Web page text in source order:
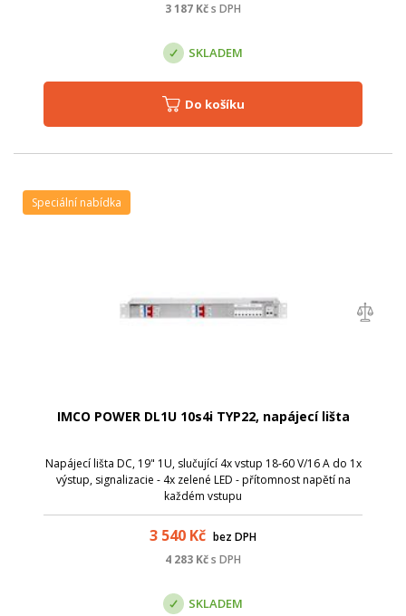
3 187 Kčs DPH
SKLADEM
Do košíku
IMCO POWER DL1U 10s4i TYP22, napájecí lišta
Napájecí lišta DC, 19" 1U, slučující 4x vstup 18-60 V/16 A do 1x
výstup, signalizacie - 4x zelené LED - přítomnost napětí na
každém vstupu
3 540 Kč bez DPH
4 283 Kčs DPH
Speciální nabídka
SKLADEM